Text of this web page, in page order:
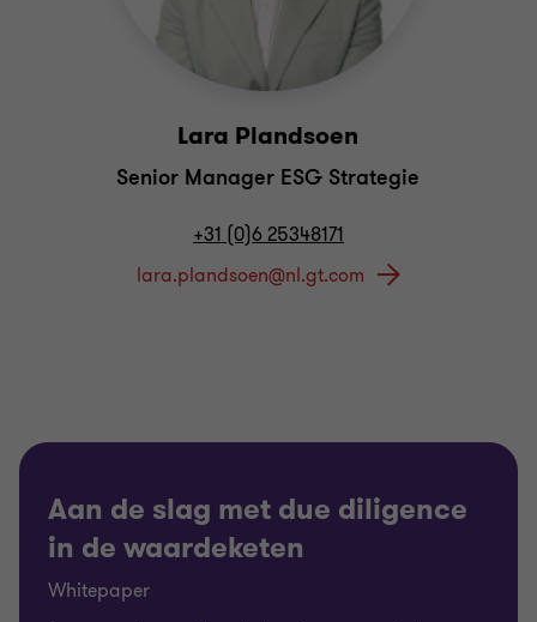
Lara Plandsoen
Senior Manager ESG Strategie
+31 (0)6 25348171
Aan de slag met due diligence
in de waardeketen
Whitepaper